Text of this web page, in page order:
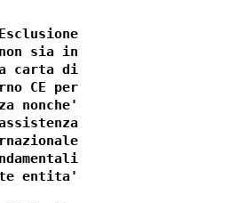
sia in
carta di
CE per
nonche'
entita'